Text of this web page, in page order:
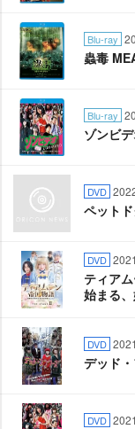
Blu-ray
蟲毒
Blu-ray
ゾンビ
DVD
ペット
DVD
ティア
始まる
DVD
デッド
DVD